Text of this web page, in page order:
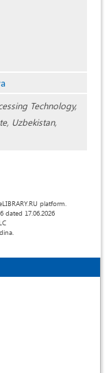
Technology,
Uzbekistan,
platform.
dated 17.06.2026